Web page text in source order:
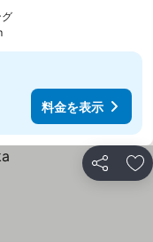
料金を表示
シェア お